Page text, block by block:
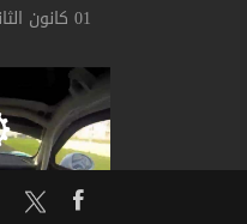
01 كانون الثاني 2013, 12:00 ص